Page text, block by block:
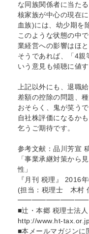
な同族関係者に当た
核家族が中心の現在
血族)には、幼少期を
このような状態の中
業経営への影響はほ
そうであれば、「4親
いう意見も傾聴に値
上記以外にも、退職
差額の控除の問題、
おそらく、鬼が笑う
自社株評価になるかも
乞うご期待です。
参考文献：品川芳宣
「事業承継対策から
性」
『月刊 税理』 2016
(担当：税理士 木村
■辻・本郷 税理士法人
http://www.ht-
■本メールマガジンに